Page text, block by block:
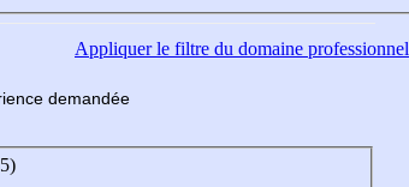
Appliquerle filtre du domaine professionnel
demandée